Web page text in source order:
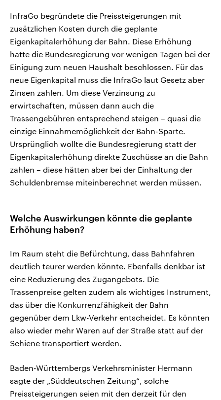
InfraGo begründete die Preissteigerungen mit
zusätzlichen Kosten durch die geplante
Eigenkapitalerhöhung der Bahn. Diese Erhöhung
hatte die Bundesregierung vor wenigen Tagen bei der
Einigung zum neuen Haushalt beschlossen. Für das
neue Eigenkapital muss die InfraGo laut Gesetz aber
Zinsen zahlen. Um diese Verzinsung zu
erwirtschaften, müssen dann auch die
Trassengebühren entsprechend steigen – quasi die
einzige Einnahmemöglichkeit der Bahn-Sparte.
Ursprünglich wollte die Bundesregierung statt der
Eigenkapitalerhöhung direkte Zuschüsse an die Bahn
zahlen – diese hätten aber bei der Einhaltung der
Schuldenbremse miteinberechnet werden müssen.
Welche Auswirkungen könnte die geplante
Erhöhung haben?
Im Raum steht die Befürchtung, dass Bahnfahren
deutlich teurer werden könnte. Ebenfalls denkbar ist
eine Reduzierung des Zugangebots. Die
Trassenpreise gelten zudem als wichtiges Instrument,
das über die Konkurrenzfähigkeit der Bahn
gegenüber dem Lkw-Verkehr entscheidet. Es könnten
also wieder mehr Waren auf der Straße statt auf der
Schiene transportiert werden.
Baden-Württembergs Verkehrsminister Hermann
sagte der „Süddeutschen Zeitung“, solche
Preissteigerungen seien mit den derzeit für den